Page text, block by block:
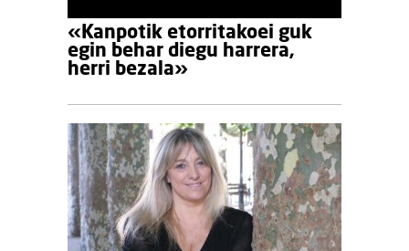
«Kanpotik etorritakoei guk
egin behar diegu harrera,
herri bezala»